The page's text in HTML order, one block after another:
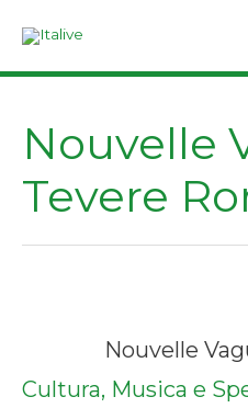
Nouvelle
Tevere
Nouvelle
Cultura, Musica e